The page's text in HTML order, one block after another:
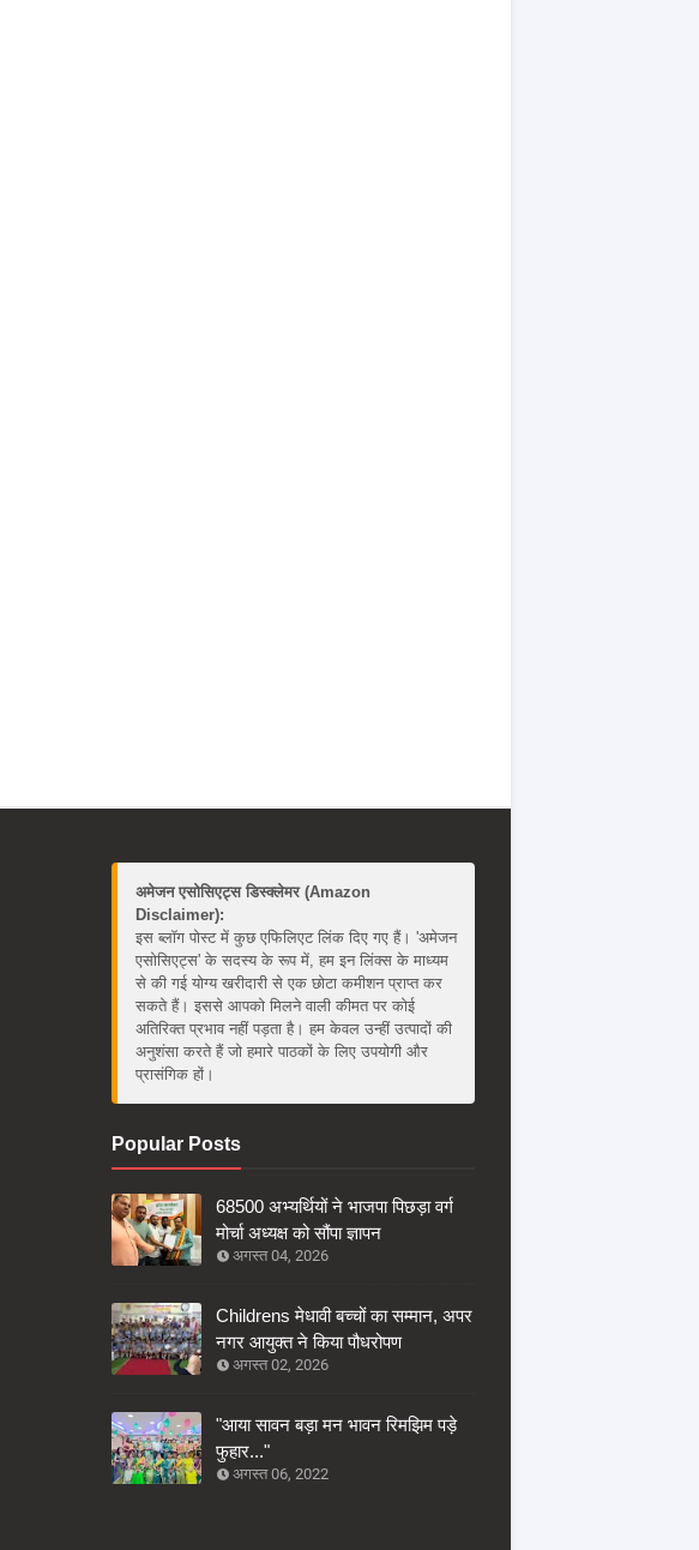
अमेजन एसोसिएट्स डिस्क्लेमर (Amazon
Disclaimer):
इस ब्लॉग पोस्ट में कुछ एफिलिएट लिंक दिए गए हैं। 'अमेजन
एसोसिएट्स' के सदस्य के रूप में, हम इन लिंक्स के माध्यम
से की गई योग्य खरीदारी से एक छोटा कमीशन प्राप्त कर
सकते हैं। इससे आपको मिलने वाली कीमत पर कोई
अतिरिक्त प्रभाव नहीं पड़ता है। हम केवल उन्हीं उत्पादों की
अनुशंसा करते हैं जो हमारे पाठकों के लिए उपयोगी और
प्रासंगिक हों।
Popular Posts
68500 अभ्यर्थियों ने भाजपा पिछड़ा वर्ग
मोर्चा अध्यक्ष को सौंपा ज्ञापन
अगस्त 04, 2026
Childrens मेधावी बच्चों का सम्मान, अपर
नगर आयुक्त ने किया पौधरोपण
अगस्त 02, 2026
"आया सावन बड़ा मन भावन रिमझिम पड़े
फुहार..."
अगस्त 06, 2022